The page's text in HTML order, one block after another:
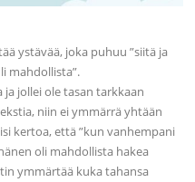
ystävää, joka puhuu ”siitä ja
mahdollista”.
jollei ole tasan tarkkaan
niin ei ymmärrä yhtään
kertoa, että ”kun vanhempani
oli mahdollista hakea
ymmärtää kuka tahansa